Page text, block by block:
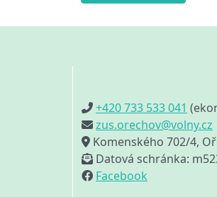
+420 733 533 041
zus.orechov@volny.cz
Komenského 702/4,
Datová schránka:
Facebook